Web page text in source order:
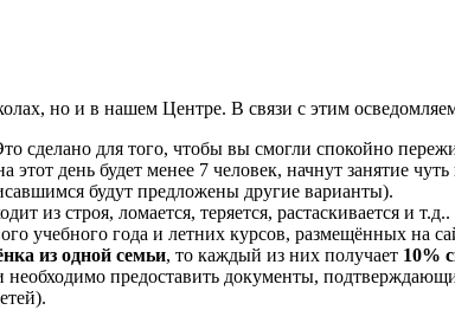
но и в нашем Центре. В связи с этим
сделано для того, чтобы вы смогли спокойно
день будет менее 7 человек, начнут занятие
будут предложены другие варианты).
из строя, ломается, теряется, растаскивается и
учебного года и летних курсов, размещённых на
из одной семьи, то каждый из них получает 10%
предоставить документы,